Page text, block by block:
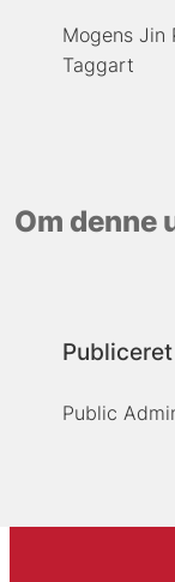
Mogens Jin
Taggart
Om denne
Public